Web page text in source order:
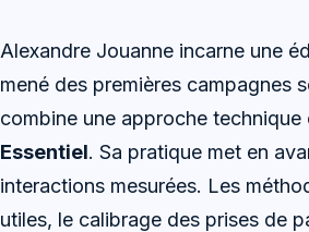
Alexandre Jouanne incarne une
mené des premières campagnes
combine une approche
Essentiel. Sa pratique met en
interactions mesurées. Les
utiles, le calibrage des prises de